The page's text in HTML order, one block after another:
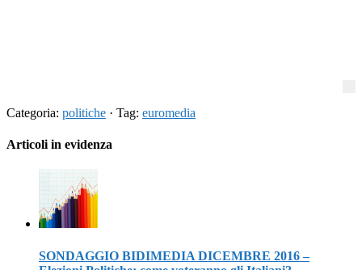
Categoria: politiche · Tag: euromedia
Articoli in evidenza
SONDAGGIO BIDIMEDIA DICEMBRE 2016 –